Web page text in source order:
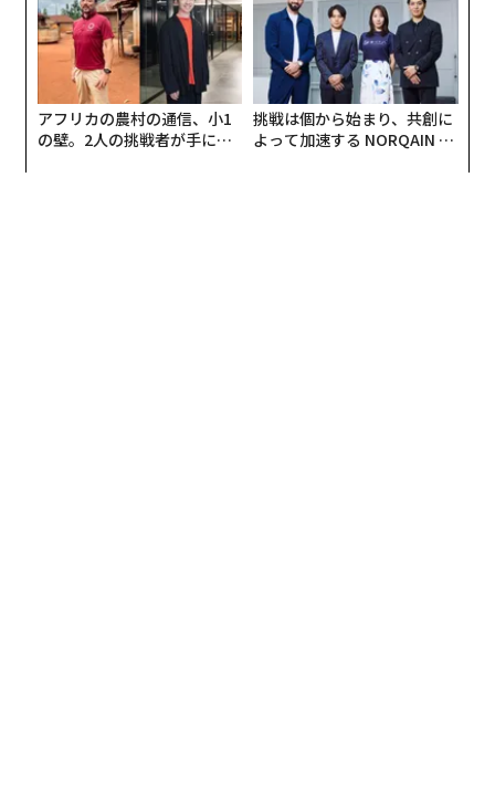
アフリカの農村の通信、小1
の壁。2人の挑戦者が手にし
挑戦は個から始まり、共創に
よって加速する NORQAIN JA